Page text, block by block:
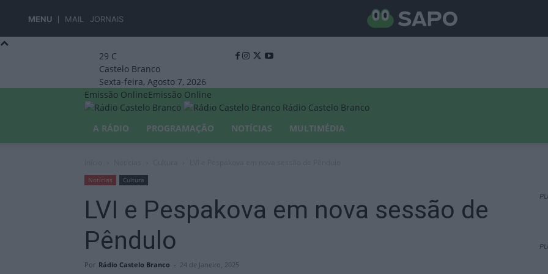
MENU MAIL JORNAIS
29 C
Castelo Branco
Sexta-feira, Agosto 7, 2026
Emissão OnlineEmissão Online
Rádio Castelo Branco
A RÁDIO
PROGRAMAÇÃO NOTÍCIAS MULTIMÉDIA
Notícias Cultura
LVI e Pespakova em nova sessão de
Pêndulo
Por Rádio Castelo Branco - 24 de Janeiro, 2025